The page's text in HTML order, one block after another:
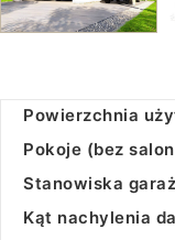
Powierzchnia
Pokoje (bez
Stanowiska
Kąt nachylenia